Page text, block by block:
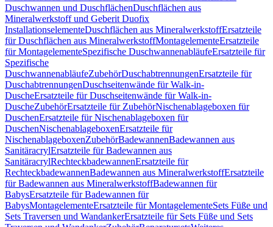
Duschwannen und DuschflächenDuschflächen aus
Mineralwerkstoff und Geberit Duofix
InstallationselementeDuschflächen aus MineralwerkstoffErsatzteile
für Duschflächen aus MineralwerkstoffMontagelementeErsatzteile
für MontagelementeSpezifische DuschwannenabläufeErsatzteile für
Spezifische
DuschwannenabläufeZubehörDuschabtrennungenErsatzteile für
DuschabtrennungenDuschseitenwände für Walk-in-
DuscheErsatzteile für Duschseitenwände für Walk-in-
DuscheZubehörErsatzteile für ZubehörNischenablageboxen für
DuschenErsatzteile für Nischenablageboxen für
DuschenNischenablageboxenErsatzteile für
NischenablageboxenZubehörBadewannenBadewannen aus
SanitäracrylErsatzteile für Badewannen aus
SanitäracrylRechteckbadewannenErsatzteile für
RechteckbadewannenBadewannen aus MineralwerkstoffErsatzteile
für Badewannen aus MineralwerkstoffBadewannen für
BabysErsatzteile für Badewannen für
BabysMontagelementeErsatzteile für MontagelementeSets Füße und
Sets Traversen und WandankerErsatzteile für Sets Füße und Sets